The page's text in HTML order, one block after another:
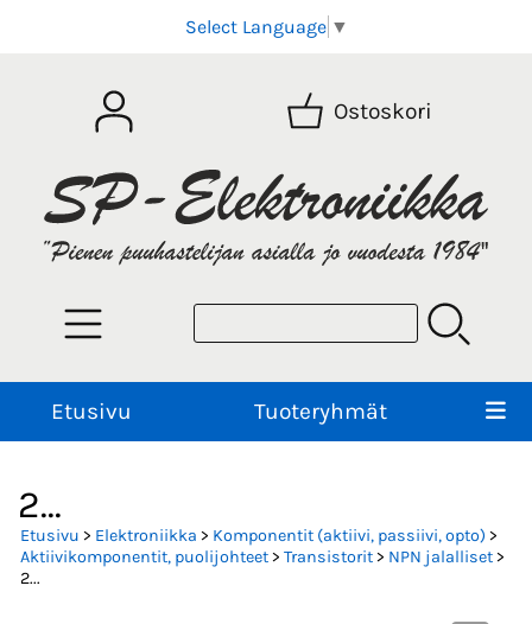
Select Language ▼
Ostoskori
Etusivu Tuoteryhmät
2...
Etusivu > Elektroniikka > Komponentit (aktiivi, passiivi, opto) >
Aktiivikomponentit, puolijohteet> Transistorit> NPN jalalliset>
2...